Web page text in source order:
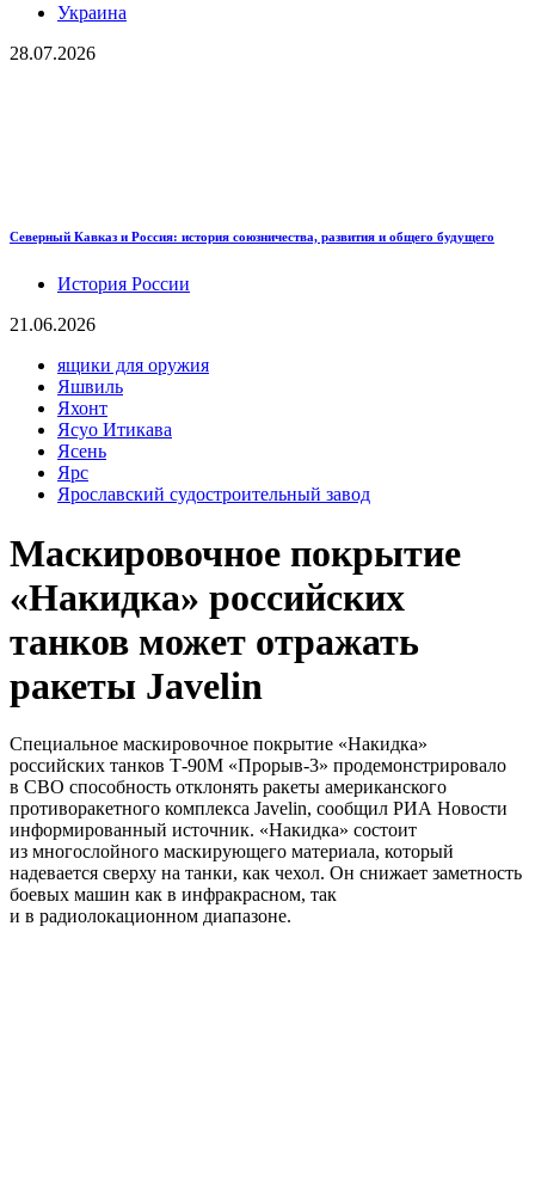
Украина
28.07.2026
Северный Кавказ и Россия: история союзничества, развития и общего будущего
История России
21.06.2026
ящики для оружия
Яшвиль
Яхонт
Ясуо Итикава
Ясень
Ярс
Ярославский судостроительный завод
Маскировочное покрытие
«Накидка» российских
танков может отражать
ракеты Javelin
Специальное маскировочное покрытие «Накидка»
российских танков Т-90М «Прорыв-3» продемонстрировало
в СВО способность отклонять ракеты американского
противоракетного комплекса Javelin, сообщил РИА Новости
информированный источник. «Накидка» состоит
из многослойного маскирующего материала, который
надевается сверху на танки, как чехол. Он снижает заметность
боевых машин как в инфракрасном, так
и в радиолокационном диапазоне.